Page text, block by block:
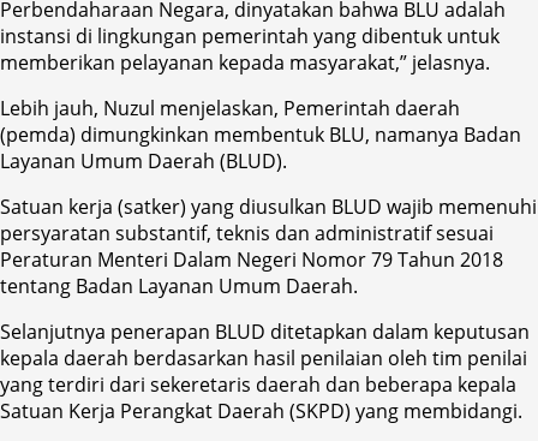
Perbendaharaan Negara, dinyatakan bahwa BLU adalah
instansi di lingkungan pemerintah yang dibentuk untuk
memberikan pelayanan kepada masyarakat,” jelasnya.
Lebih jauh, Nuzul menjelaskan, Pemerintah daerah
(pemda) dimungkinkan membentuk BLU, namanya Badan
Layanan Umum Daerah (BLUD).
Satuan kerja (satker) yang diusulkan BLUD wajib memenuhi
persyaratan substantif, teknis dan administratif sesuai
Peraturan Menteri Dalam Negeri Nomor 79 Tahun 2018
tentang Badan Layanan Umum Daerah.
Selanjutnya penerapan BLUD ditetapkan dalam keputusan
kepala daerah berdasarkan hasil penilaian oleh tim penilai
yang terdiri dari sekeretaris daerah dan beberapa kepala
Satuan Kerja Perangkat Daerah (SKPD) yang membidangi.